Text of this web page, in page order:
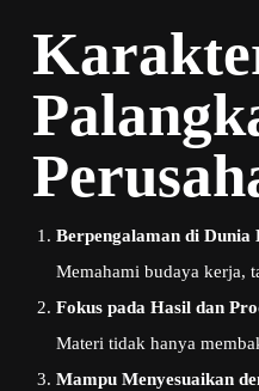
Berpengalaman di Dunia
Memahami budaya kerja,
Fokus pada Hasil dan
Materi tidak hanya
Mampu Menyesuaikan